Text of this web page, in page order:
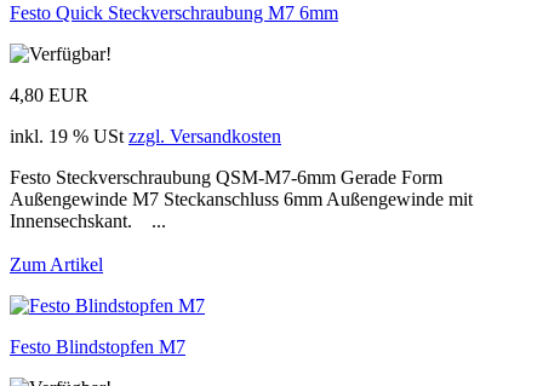
Festo Quick Steckverschraubung M7 6mm
4,80 EUR
inkl. 19 % USt zzgl. Versandkosten
Festo Steckverschraubung QSM-M7-6mm Gerade Form
Außengewinde M7 Steckanschluss 6mm Außengewinde mit
Innensechskant. ...
Zum Artikel
Festo Blindstopfen M7